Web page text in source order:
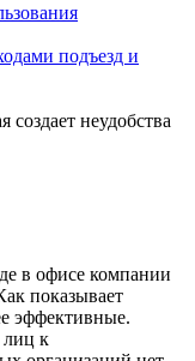
подъезд и
создает неудобства
в офисе компании
показывает
эффективные.
к